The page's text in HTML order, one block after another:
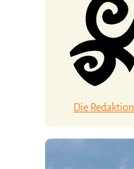
Die Redaktion